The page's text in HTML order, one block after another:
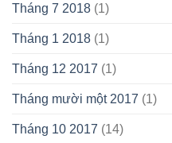
Tháng 7 2018 (1)
Tháng 1 2018 (1)
Tháng 12 2017 (1)
Tháng mười một 2017 (1)
Tháng 10 2017 (14)